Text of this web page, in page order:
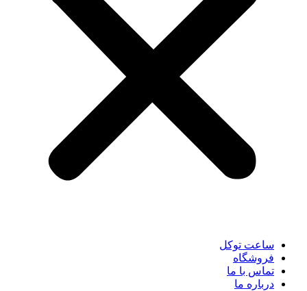
ساعت توکل
فروشگاه
تماس با ما
درباره ما